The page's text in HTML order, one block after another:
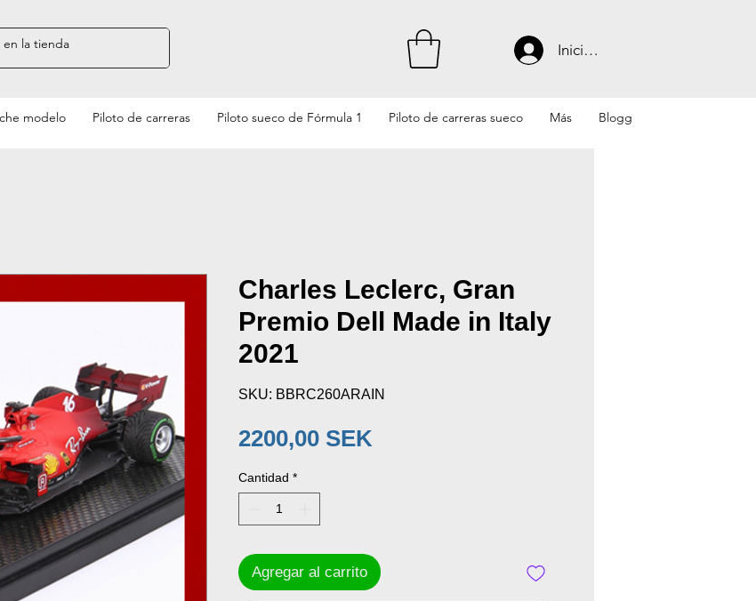
Iniciar sesión
modelo Piloto de carreras Piloto sueco de Fórmula 1 Piloto de carreras sueco Más Blogg
Charles Leclerc, Gran
Premio Dell Made in Italy
2021
SKU: BBRC260ARAIN
2200,00 SEK
Cantidad *
Agregar al carrito